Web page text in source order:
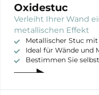
Oxidestuc
Verleiht Ihrer Wand
metallischen Effekt
Metallischer Stuc
Ideal für Wände und
Bestimmen Sie